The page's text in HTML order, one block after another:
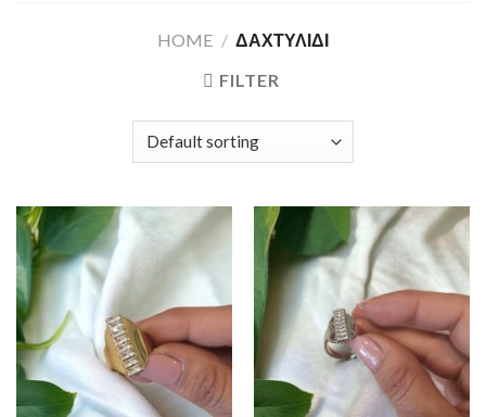
HOME / ΔΑΧΤΥΛΙΔΙ
FILTER